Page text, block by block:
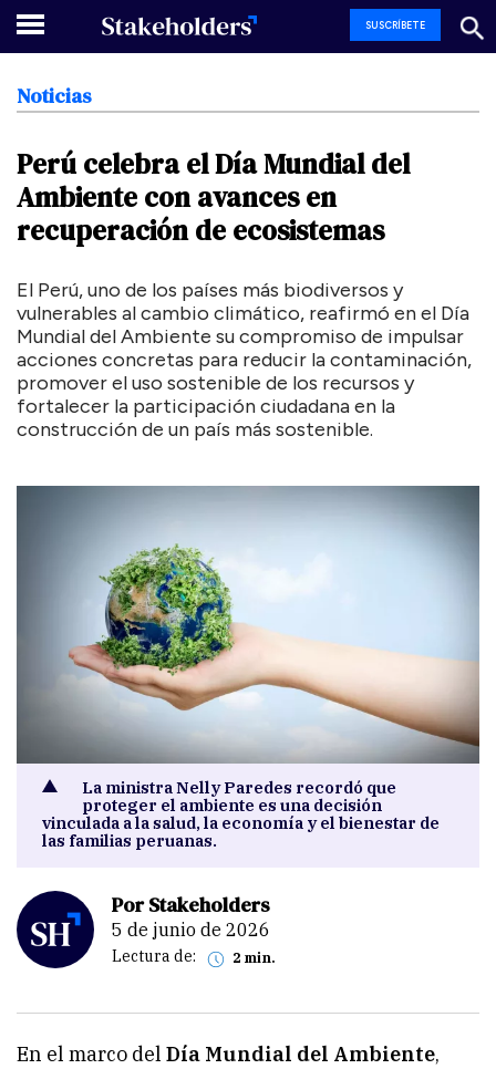
SUSCRÍBETE
Noticias
Perú celebra elDíaMundial del
Ambiente con avances en
recuperación de ecosistemas
El Perú, uno de los países más biodiversos y
vulnerables al cambio climático, reafirmó en el Día
Mundial del Ambiente su compromiso de impulsar
acciones concretas para reducir la contaminación,
promover el uso sostenible de los recursos y
fortalecer la participación ciudadana en la
construcción de un país más sostenible.
La ministra Nelly Paredes recordó que
proteger el ambiente es una decisión
vinculada a la salud, la economía y el bienestar de
las familias peruanas.
Por Stakeholders
5 de junio de 2026
Lectura de: 2 min.
En el marco del Día Mundial del Ambiente,